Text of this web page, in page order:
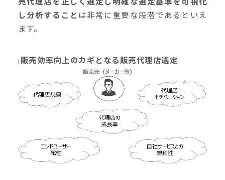
し分析すること は非常に重要な段階であるといえ
ます。
販売効率向上のカギとなる販売代理店選定